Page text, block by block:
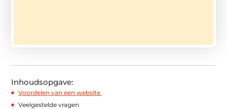
Inhoudsopgave:
Voordelen van een website
Veelgestelde vragen